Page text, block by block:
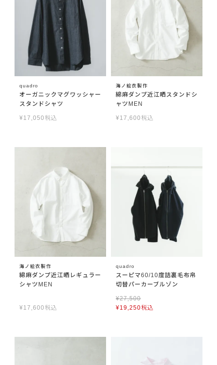
quadro
オーガニックマグワッシャー
スタンドシャツ
¥17,050 税込
海ノ絵衣製作
綿麻ダンプ近江晒スタンドシ
ャツMEN
¥17,600 税込
海ノ絵衣製作
綿麻ダンプ近江晒レギュラー
シャツMEN
¥17,600 税込
quadro
スーピマ60/10度詰裏毛布帛
切替パーカーブルゾン
¥27,500
¥19,250税込